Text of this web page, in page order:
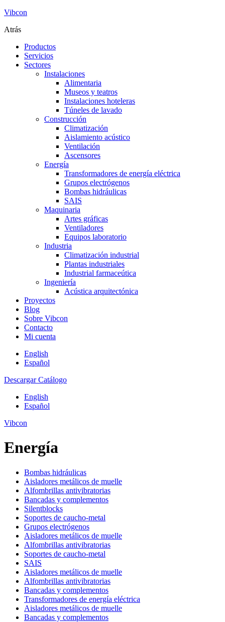
Vibcon
Atrás
Productos
Servicios
Sectores
Instalaciones
Alimentaria
Museos y teatros
Instalaciones hoteleras
Túneles de lavado
Construcción
Climatización
Aislamiento acústico
Ventilación
Ascensores
Energía
Transformadores de energía eléctrica
Grupos electrógenos
Bombas hidráulicas
SAIS
Maquinaria
Artes gráficas
Ventiladores
Equipos laboratorio
Industria
Climatización industrial
Plantas industriales
Industrial farmaceútica
Ingeniería
Acústica arquitectónica
Proyectos
Blog
Sobre Vibcon
Contacto
Mi cuenta
English
Español
Descargar Catálogo
English
Español
Vibcon
Energía
Bombas hidráulicas
Aisladores metálicos de muelle
Alfombrillas antivibratorias
Bancadas y complementos
Silentblocks
Soportes de caucho-metal
Grupos electrógenos
Aisladores metálicos de muelle
Alfombrillas antivibratorias
Soportes de caucho-metal
SAIS
Aisladores metálicos de muelle
Alfombrillas antivibratorias
Bancadas y complementos
Transformadores de energía eléctrica
Aisladores metálicos de muelle
Bancadas y complementos